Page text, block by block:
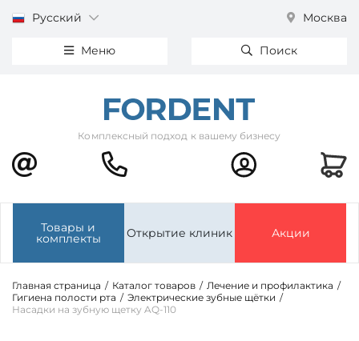
Русский Москва
Меню Поиск
Комплексный подход к вашему бизнесу
Товары и
комплекты Открытие клиник Акции
Главная страница / Каталог товаров / Лечение и профилактика /
Гигиена полости рта / Электрические зубные щётки /
Насадки на зубную щетку AQ-110